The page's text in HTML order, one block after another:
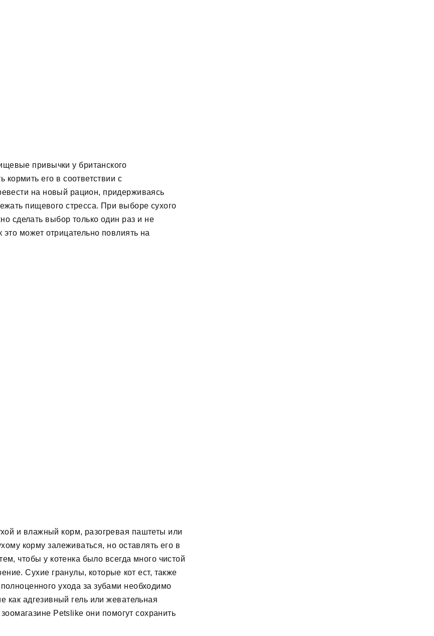
привычки у британского
кормить его в соответствии с
на новый рацион, придерживаясь
пищевого стресса. При выборе сухого
сделать выбор только один раз и не
это может отрицательно повлиять на
и влажный корм, разогревая паштеты или
корму залеживаться, но оставлять его в
чтобы у котенка было всегда много чистой
Сухие гранулы, которые кот ест, также
ухода за зубами необходимо
как адгезивный гель или жевательная
Petslike они помогут сохранить